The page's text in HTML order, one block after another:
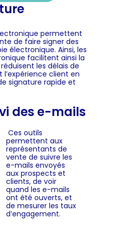
permettent
de faire signer des
électronique. Ainsi, les
facilitent ainsi la
les délais de
client en
signature rapide et
des e-mails
Ces outils
permettent aux
représentants de
vente de suivre les
e-mails envoyés
aux prospects et
clients, de voir
quand les e-mails
ont été ouverts, et
de mesurer les taux
d’engagement.